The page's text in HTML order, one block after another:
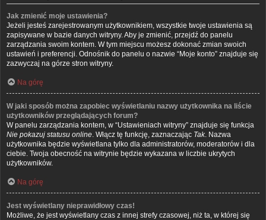
Jak zmienić moje ustawienia?
Jeżeli jesteś zarejestrowanym użytkownikiem, wszystkie twoje ustawienia są
zapisywane w bazie danych witryny. Aby je zmienić, przejdź do panelu
zarządzania swoim kontem. W tym miejscu możesz dokonać zmian swoich
ustawień i preferencji. Odnośnik do panelu o nazwie “Moje konto” znajduje się
zazwyczaj na górze stron witryny.
Na górę
W jaki sposób można zapobiec wyświetlaniu nazwy użytkownika na liście
użytkowników przeglądających forum?
W panelu zarządzania kontem, w “Ustawieniach witryny” znajduje się funkcja
Nie pokazuj statusu online. Włącz tę funkcję, zaznaczając Tak. Nazwa
użytkownika będzie wyświetlana tylko dla administratorów, moderatorów i dla
ciebie. Twoja obecność na witrynie będzie wykazana w liczbie ukrytych
użytkowników.
Na górę
Jest wyświetlany nieprawidłowy czas!
Możliwe, że jest wyświetlany czas z innej strefy czasowej, niż ta, w której się